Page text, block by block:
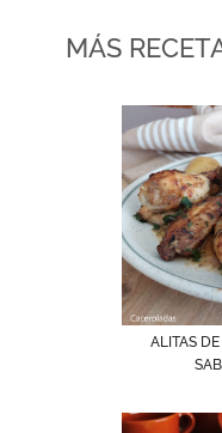
MÁS
ALITAS